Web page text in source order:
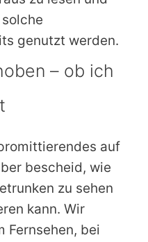
genutzt werden.
– ob ich
auf
bescheid, wie
zu sehen
kann. Wir
Fernsehen, bei